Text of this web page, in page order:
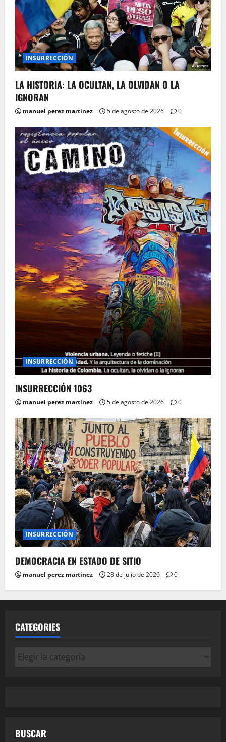
INSURRECCIÓN
LA HISTORIA: LA OCULTAN, LA OLVIDAN O LA
IGNORAN
manuel perez martinez 5 de agosto de 2026 0
INSURRECCIÓN
INSURRECCIÓN 1063
manuel perez martinez 5 de agosto de 2026 0
INSURRECCIÓN
DEMOCRACIA EN ESTADO DE SITIO
manuel perez martinez 28 de julio de 2026 0
CATEGORIES
Categories
BUSCAR